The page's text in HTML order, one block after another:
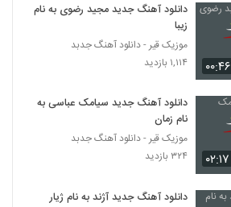
موزیک زیبای پرواز از سعید مجد
۲۶۷ بازدید
علیرضا افضلی آهنگ قول میدم
Erfan Kheshteh To Ke Ashegham
۲۴۴ بازدید
۰۰:۴۶
دانلود آهنگ جدید مجید رضوی به نام
زیبا
موزیک قیر - دانلود آهنگ جدبد
۱,۱۱۴ بازدید
۰۲:۱۷
دانلود آهنگ جدید سیامک عباسی به
نام زمان
موزیک قیر - دانلود آهنگ جدبد
۳۲۴ بازدید
دانلود آهنگ جدید آژند به نام ژیار